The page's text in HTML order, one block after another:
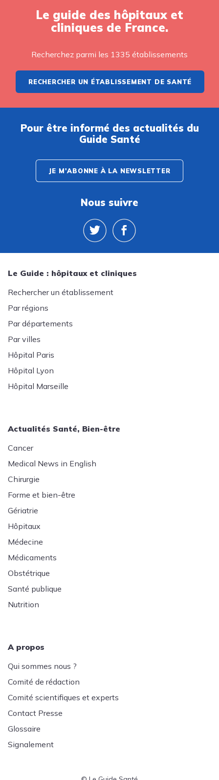
Le guide des hôpitaux et
cliniques de France.
Recherchez parmi les 1335 établissements
RECHERCHER UN ÉTABLISSEMENT DE SANTÉ
Pour être informé des actualités du
Guide Santé
JE M'ABONNE À LA NEWSLETTER
Nous suivre
Le Guide : hôpitaux et cliniques
Rechercher un établissement
Par régions
Par départements
Par villes
Hôpital Paris
Hôpital Lyon
Hôpital Marseille
Actualités Santé, Bien-être
Cancer
Medical News in English
Chirurgie
Forme et bien-être
Gériatrie
Hôpitaux
Médecine
Médicaments
Obstétrique
Santé publique
Nutrition
A propos
Qui sommes nous ?
Comité de rédaction
Comité scientifiques et experts
Contact Presse
Glossaire
Signalement